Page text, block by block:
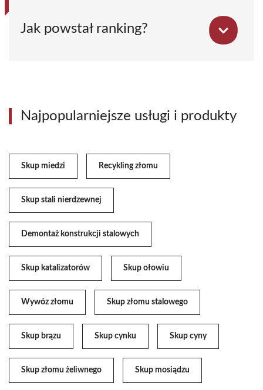
Jak powstał ranking?
Najpopularniejsze usługi i produkty
Skup miedzi Recykling złomu
Skup stali nierdzewnej
Demontaż konstrukcji stalowych
Skup katalizatorów Skup ołowiu
Wywóz złomu Skup złomu stalowego
Skup brązu Skup cynku Skup cyny
Skup złomu żeliwnego Skup mosiądzu